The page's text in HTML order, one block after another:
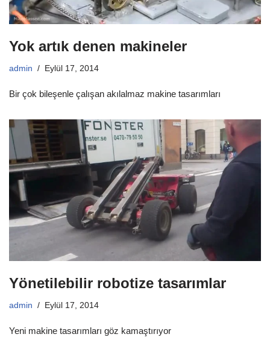
Yok artık denen makineler
admin Eylül 17, 2014
Bir çok bileşenle çalışan akılalmaz makine tasarımları
Yönetilebilir robotize tasarımlar
admin Eylül 17, 2014
Yeni makine tasarımları göz kamaştırıyor